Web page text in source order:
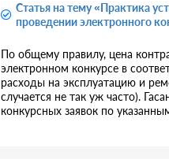
Статья на тему «Практика
проведении электронного
По общему правилу, цена
электронном конкурсе в
расходы на эксплуатацию и
случается не так уж часто).
конкурсных заявок по